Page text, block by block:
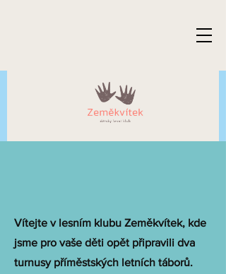
Vítejte v lesním klubu Zeměkvítek, kde
jsme pro vaše děti opět připravili dva
turnusy příměstských letních táborů.